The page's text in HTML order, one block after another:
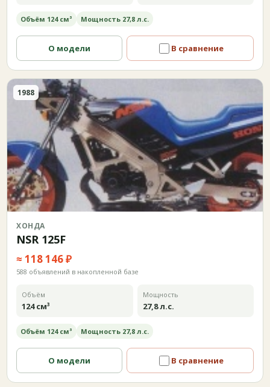
Объём 124 см³ Мощность 27,8 л.с.
О модели В сравнение
1988
ХОНДА
NSR 125F
≈ 118 146 ₽
588 объявлений в накопленной базе
Объём
124 см³
Мощность
27,8 л.с.
Объём 124 см³ Мощность 27,8 л.с.
О модели В сравнение